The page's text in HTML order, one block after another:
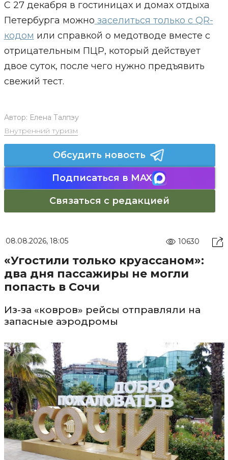
С 27 декабря в гостиницах и домах отдыха
Петербурга можно заселиться только с QR-
кодом или справкой о медотводе вместе с
отрицательным ПЦР, который действует
двое суток, после чего нужно предъявить
свежий тест.
Автор: Елена Талпэу
Внутренний туризм
Обсудить новость
Подписаться в MAX
Связаться с редакцией
08.08.2026, 18:05 10630
«Угостили только круассаном»:
два дня пассажиры не могли
попасть в Сочи
Из-за «ковров» рейсы отправляли на
запасные аэродромы